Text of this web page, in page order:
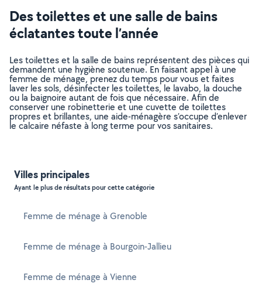
Des toilettes et une salle de bains
éclatantes toute l’année
Les toilettes et la salle de bains représentent des pièces qui
demandent une hygiène soutenue. En faisant appel à une
femme de ménage, prenez du temps pour vous et faites
laver les sols, désinfecter les toilettes, le lavabo, la douche
ou la baignoire autant de fois que nécessaire. Afin de
conserver une robinetterie et une cuvette de toilettes
propres et brillantes, une aide-ménagère s’occupe d’enlever
le calcaire néfaste à long terme pour vos sanitaires.
Villes principales
Ayant le plus de résultats pour cette catégorie
Femme de ménage à Grenoble
Femme de ménage à Bourgoin-Jallieu
Femme de ménage à Vienne